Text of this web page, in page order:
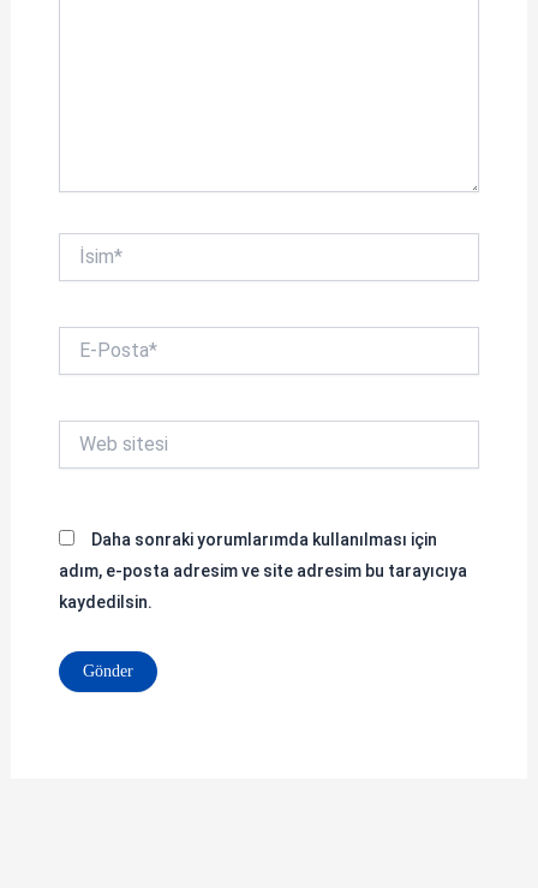
İsim*
Posta*
sitesi
Daha sonraki yorumlarımda kullanılması için
adım, e-posta adresim ve site adresim bu tarayıcıya
kaydedilsin.